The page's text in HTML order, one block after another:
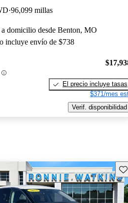
96,099 millas
a domicilio desde Benton, MO
incluye envío de $738
El precio incluye tasas
$371/mes
Verif. disponibilidad